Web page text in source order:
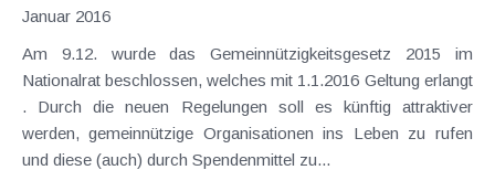
Januar 2016
Am 9.12. wurde das Gemeinnützigkeitsgesetz 2015 im
Nationalrat beschlossen, welches mit 1.1.2016 Geltung erlangt
. Durch die neuen Regelungen soll es künftig attraktiver
werden, gemeinnützige Organisationen ins Leben zu rufen
und diese (auch) durch Spendenmittel zu...